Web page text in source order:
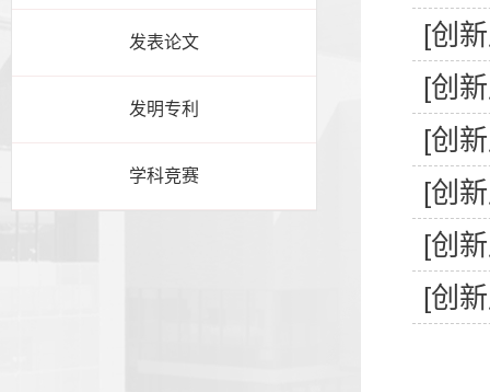
发表论文
发明专利
学科竞赛
[创
[创
[创
[创
[创
[创